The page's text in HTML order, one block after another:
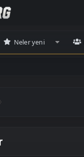
Neler yeni